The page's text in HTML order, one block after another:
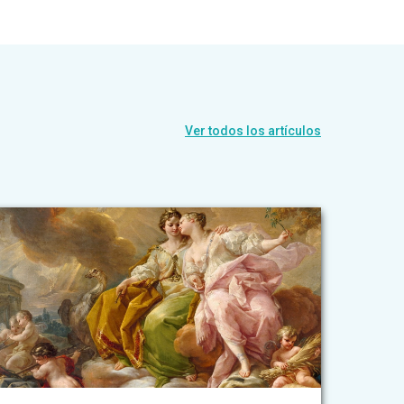
Ver todos los artículos